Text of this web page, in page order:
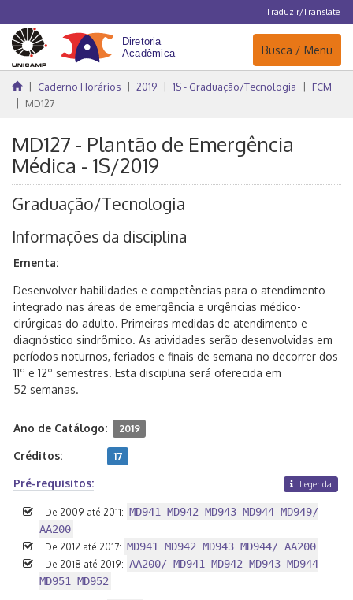
Traduzir/Translate
Navegação
Busca / Menu
Caderno Horários 2019 1S - Graduação/Tecnologia
FCM
MD127
MD127 - Plantão de Emergência
Médica - 1S/2019
Graduação/Tecnologia
Informações da disciplina
Ementa:
Desenvolver habilidades e competências para o atendimento
integrado nas áreas de emergência e urgências médico-
cirúrgicas do adulto. Primeiras medidas de atendimento e
diagnóstico sindrômico. As atividades serão desenvolvidas em
períodos noturnos, feriados e finais de semana no decorrer dos
11º e 12º semestres. Esta disciplina será oferecida em
52 semanas.
Ano de Catálogo: 2019
Créditos: 17
Pré-requisitos: Legenda
De 2009 até 2011: MD941 MD942 MD943 MD944 MD949/
AA200
De 2012 até 2017: MD941 MD942 MD943 MD944/ AA200
De 2018 até 2019: AA200/ MD941 MD942 MD943 MD944
MD951 MD952